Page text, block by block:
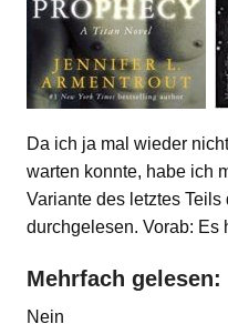
Da ich ja mal wieder
warten konnte, habe ich
Variante des letztes
durchgelesen. Vorab: Es
Mehrfach gelesen:
Nein